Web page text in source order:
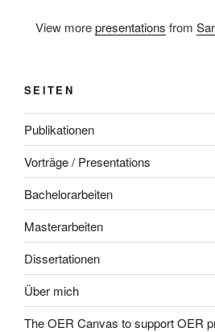
View morepresentations from
SEITEN
Publikationen
Vorträge / Presentations
Bachelorarbeiten
Masterarbeiten
Dissertationen
Über mich
The OER Canvas to support OER